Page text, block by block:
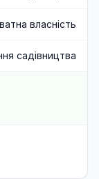
власність
садівництва